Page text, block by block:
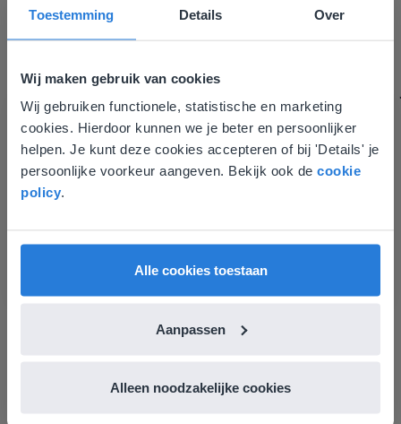
Toestemming Details Over
Wij maken gebruik van cookies
Wij gebruiken functionele, statistische en marketing
cookies. Hierdoor kunnen we je beter en persoonlijker
helpen. Je kunt deze cookies accepteren of bij 'Details' je
persoonlijke voorkeur aangeven. Bekijk ook de cookie
policy.
Alle cookies toestaan
Aanpassen
Alleen noodzakelijke cookies
Tamara Alkemade
Leerkracht / ICT-coördinator op de Prinses
Margrietschool
Ontdek meer
Deze website komt niet
overeen met je locatie
Gezien je locatie, denken we dat je misschien
liever naar de website voor English gaat. Hier
English
Nederland